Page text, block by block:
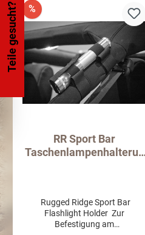
%
RR Sport Bar
Taschenlampenhalterun
Rugged Ridge Sport Bar
Flashlight Holder Zur
Befestigung am
Teile gesucht?